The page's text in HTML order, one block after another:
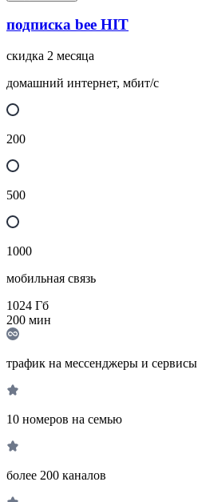
подписка bee HIT
скидка 2 месяца
домашний интернет, мбит/с
200
500
1000
мобильная связь
1024 Гб
200 мин
трафик на мессенджеры и сервисы
10 номеров на семью
более 200 каналов